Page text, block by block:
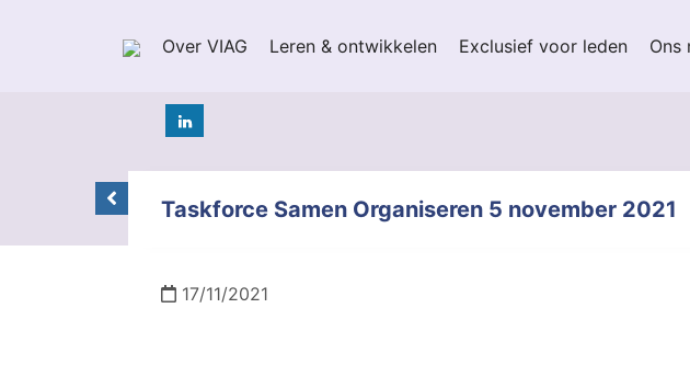
Over VIAG Leren & ontwikkelen Exclusief voor leden Ons
Taskforce Samen Organiseren 5 november 2021
17/11/2021